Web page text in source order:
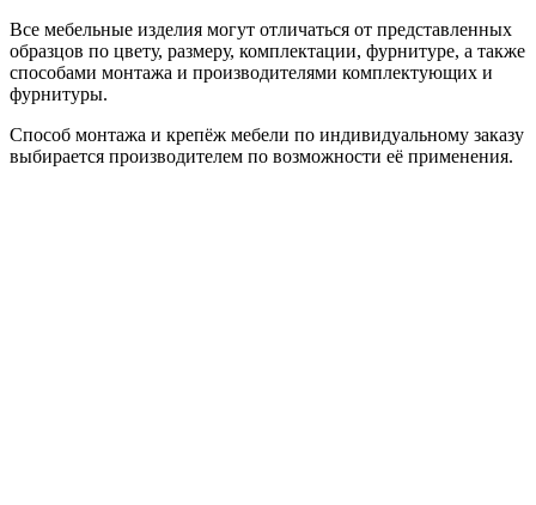
Все мебельные изделия могут отличаться от представленных
образцов по цвету, размеру, комплектации, фурнитуре, а также
способами монтажа и производителями комплектующих и
фурнитуры.
Способ монтажа и крепёж мебели по индивидуальному заказу
выбирается производителем по возможности её применения.